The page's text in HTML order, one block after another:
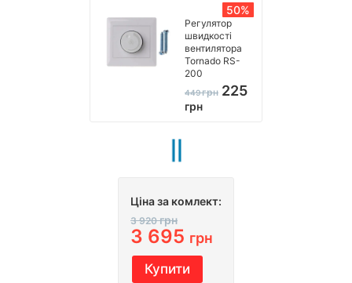
50%
Регулятор
швидкості
вентилятора
Tornado RS-
200
449грн 225
грн
Ціна за комлект:
3 920грн
3 695 грн
Купити